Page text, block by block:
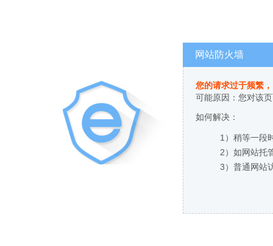
网站防火墙
您的请求过于频繁
可能原因：您对该
如何解决：
1）稍等一段
2）如网站托
3）普通网站